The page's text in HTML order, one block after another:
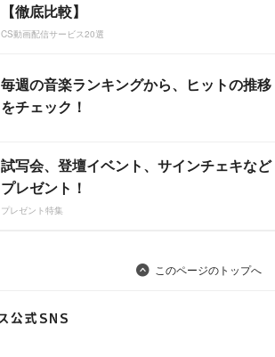
【徹底比較】
CS動画配信サービス20選
毎週の音楽ランキングから、ヒットの推移
をチェック！
試写会、登壇イベント、サインチェキなど
プレゼント！
プレゼント特集
このページのトップへ